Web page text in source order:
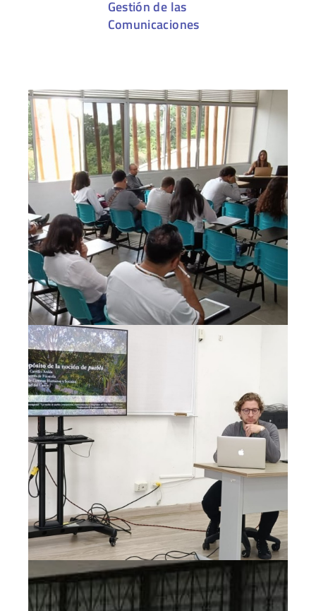
Gestión de las
Comunicaciones